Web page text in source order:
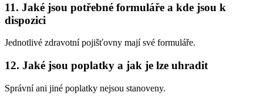
11. Jaké jsou potřebné formuláře a kde jsou k
dispozici
Jednotlivé zdravotní pojišťovny mají své formuláře.
12. Jaké jsou poplatky a jak je lze uhradit
Správní ani jiné poplatky nejsou stanoveny.